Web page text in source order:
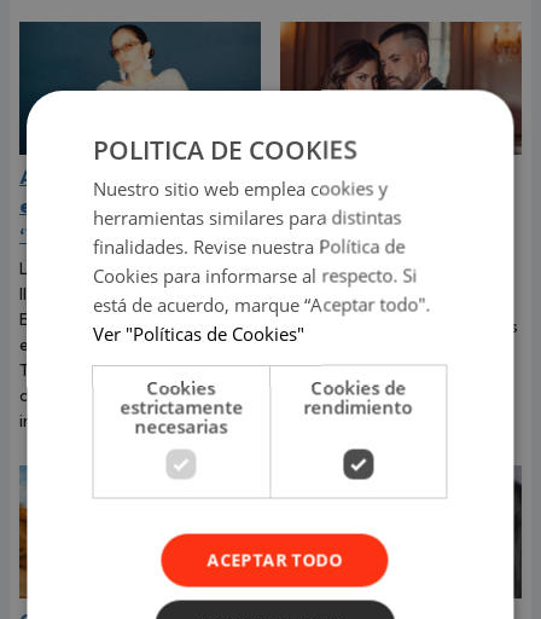
Aria Vega conquista con
el lanzamiento de
‘Tototo (+4)’
La colombiana en ascenso
lleva el Costeñita Core a
Estados Unidos, agota las
entradas de ZeyZey, enciende
TikTok y da inicio al próximo
capítulo de su crecimiento
internacional
¿Greeicy está
embarazada de su
segundo hijo? Mike Bahía
compartió revelador
La famosa pareja de cantantes
seguidores. ¿Serán padres
nuevamente? Te lo contamos.
POLITICA DE COOKIES
Nuestro sitio web emplea cookies y
herramientas similares para distintas
finalidades. Revise nuestra Política de
Cookies para informarse al respecto. Si
está de acuerdo, marque “Aceptar todo".
Ver "Políticas de Cookies"
Cookies
estrictamente
necesarias
Cookies de
rendimiento
ACEPTAR TODO